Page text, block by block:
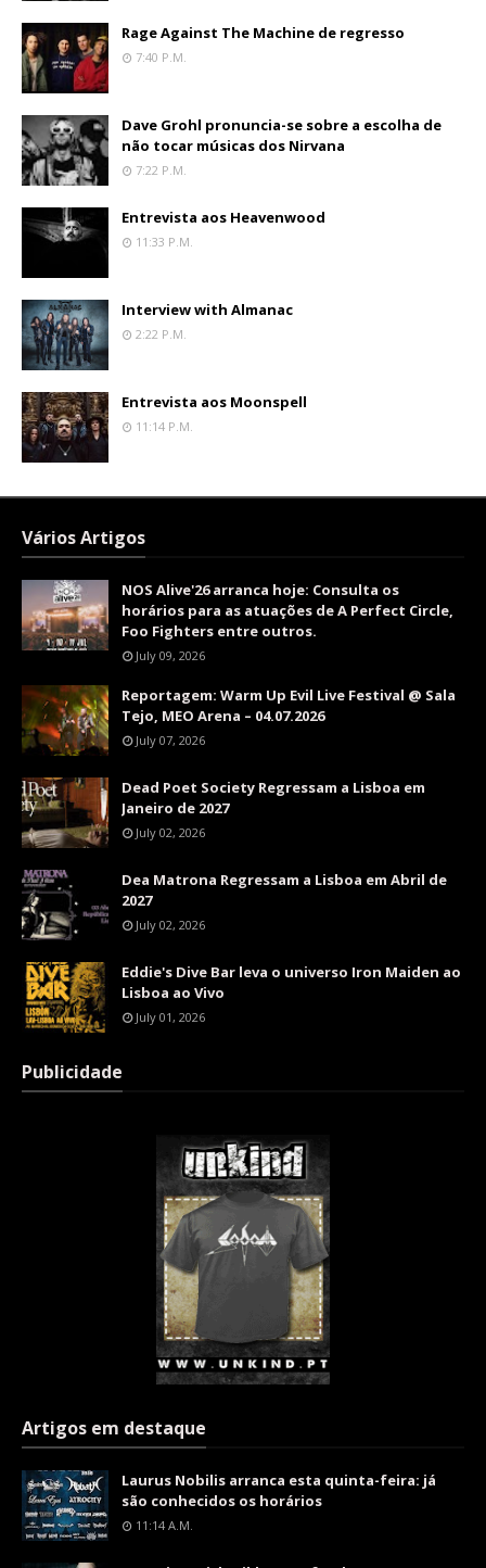
Rage Against The Machine de regresso
7:40 P.m.
Dave Grohl pronuncia-se sobre a escolha de
não tocar músicas dos Nirvana
7:22 P.m.
Entrevista aos Heavenwood
11:33 P.m.
Interview with Almanac
2:22 P.m.
Entrevista aos Moonspell
11:14 P.m.
Vários Artigos
NOS Alive'26 arranca hoje: Consulta os
horários para as atuações de A Perfect Circle,
Foo Fighters entre outros.
July 09, 2026
Reportagem: Warm Up Evil Live Festival @ Sala
Tejo, MEO Arena – 04.07.2026
July 07, 2026
Dead Poet Society Regressam a Lisboa em
Janeiro de 2027
July 02, 2026
Dea Matrona Regressam a Lisboa em Abril de
2027
July 02, 2026
Eddie's Dive Bar leva o universo Iron Maiden ao
Lisboa ao Vivo
July 01, 2026
Publicidade
Artigos em destaque
Laurus Nobilis arranca esta quinta-feira: já
são conhecidos os horários
11:14 A.m.